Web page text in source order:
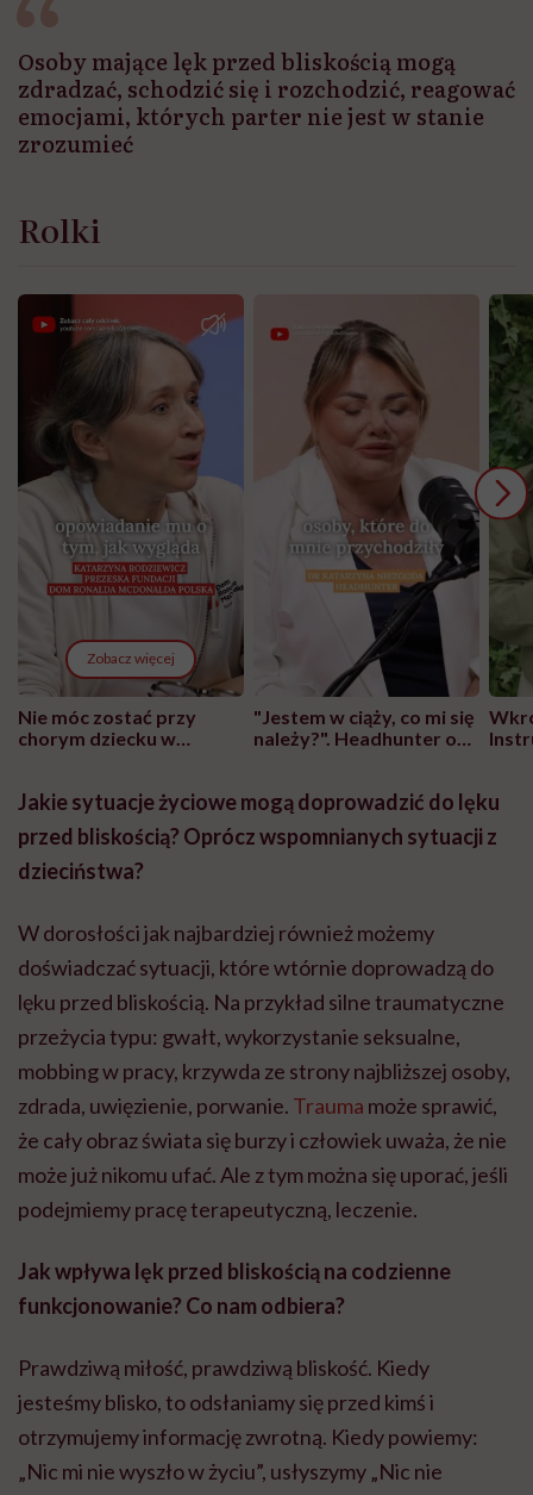
Osoby mające lęk przed bliskością mogą
zdradzać, schodzić się i rozchodzić, reagować
emocjami, których parter nie jest w stanie
zrozumieć
Rolki
Zobacz więcej
Nie móc zostać przy
chorym dziecku w
może chyba tylko
głupota i brak
wyobraźni"
"Jestem w ciąży, co mi się
należy?". Headhunter o
pracy
Jakie sytuacje życiowe mogą doprowadzić do lęku
przed bliskością? Oprócz wspomnianych sytuacji z
dzieciństwa?
W dorosłości jak najbardziej również możemy
doświadczać sytuacji, które wtórnie doprowadzą do
lęku przed bliskością. Na przykład silne traumatyczne
przeżycia typu: gwałt, wykorzystanie seksualne,
mobbing w pracy, krzywda ze strony najbliższej osoby,
zdrada, uwięzienie, porwanie. Trauma może sprawić,
że cały obraz świata się burzy i człowiek uważa, że nie
może już nikomu ufać. Ale z tym można się uporać, jeśli
podejmiemy pracę terapeutyczną, leczenie.
Jak wpływa lęk przed bliskością na codzienne
funkcjonowanie? Co nam odbiera?
Prawdziwą miłość, prawdziwą bliskość. Kiedy
jesteśmy blisko, to odsłaniamy się przed kimś i
otrzymujemy informację zwrotną. Kiedy powiemy:
„Nic mi nie wyszło w życiu”, usłyszymy „Nic nie